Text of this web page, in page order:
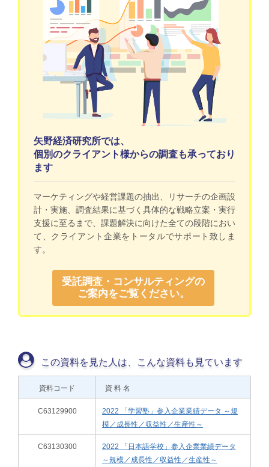
矢野経済研究所では、
個別のクライアント様からの調査も承っており
ます
マーケティングや経営課題の抽出、リサーチの企画設
計・実施、調査結果に基づく具体的な戦略立案・実行
支援に至るまで、課題解決に向けた全ての段階におい
て、クライアント企業をトータルでサポート致しま
す。
受託調査・コンサルティングの
ご案内をご覧ください。
この資料を見た人は、こんな資料も見ています
資料コード 資 料 名
C63129900
2022 「学習塾」参入企業業績データ ～規
模／成長性／収益性／生産性～
C63130300
2022 「日本語学校」参入企業業績データ
～規模／成長性／収益性／生産性～